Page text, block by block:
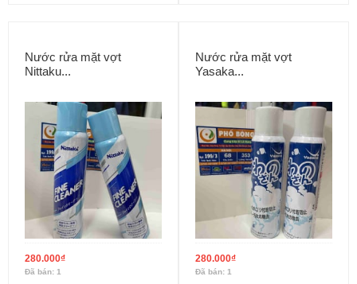
Nước rửa mặt vợt
Nittaku...
280.000₫
Đã bán: 1
Nước rửa mặt vợt
Yasaka...
280.000₫
Đã bán: 1